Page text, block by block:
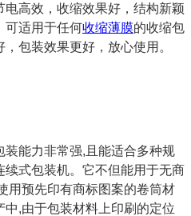
高效，收缩效果好，结构新颖
可适用于任何收缩薄膜的收缩包
包装效果更好，放心使用。
能力非常强,且能适合多种规
式包装机。它不但能用于无商
用预先印有商标图案的卷筒材
,由于包装材料上印刷的定位